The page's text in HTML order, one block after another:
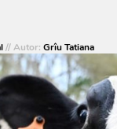
// Autor: Grîu Tatiana